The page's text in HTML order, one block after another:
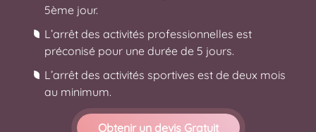
5ème jour.
L’arrêt des activités professionnelles est
préconisé pour une durée de 5 jours.
L’arrêt des activités sportives est de deux mois
au minimum.
Obtenir un devis Gratuit